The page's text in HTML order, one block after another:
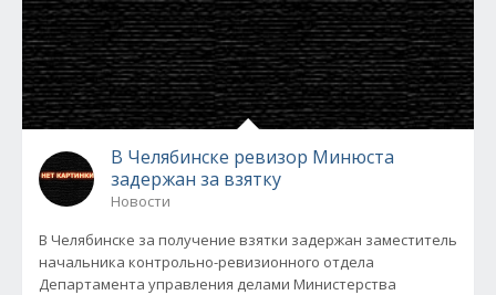
В Челябинске ревизор Минюста
задержан за взятку
Новости
В Челябинске за получение взятки задержан заместитель
начальника контрольно-ревизионного отдела
Департамента управления делами Министерства